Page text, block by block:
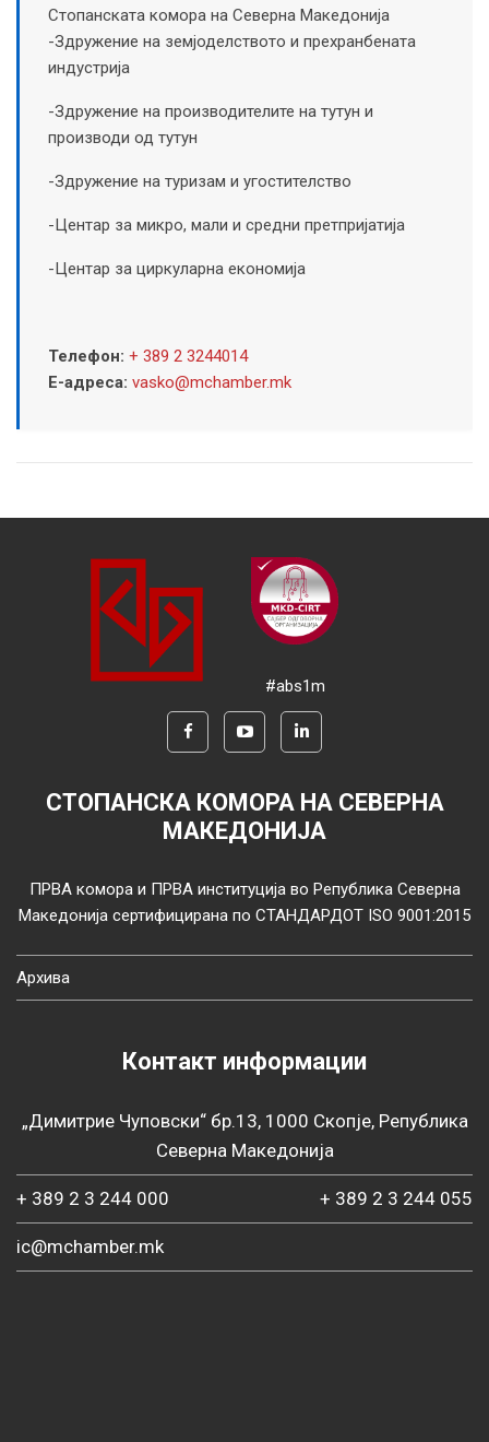
Стопанската комора на Северна Македонија
-Здружение на земјоделството и прехранбената
индустрија
-Здружение на производителите на тутун и
производи од тутун
-Здружение на туризам и угостителство
-Центар за микро, мали и средни претпријатија
-Центар за циркуларна економија
Телефон: + 389 2 3244014
Е-адреса: vasko@mchamber.mk
#abs1m
СТОПАНСКА КОМОРА НА СЕВЕРНА
МАКЕДОНИЈА
ПРВА комора и ПРВА институција во Република Северна
Македонија сертифицирана по СТАНДАРДОТ ISO 9001:2015
Архива
Контакт информации
„Димитрие Чуповски“ бр.13, 1000 Скопје, Република
Северна Македонија
+ 389 2 3 244 000 + 389 2 3 244 055
ic@mchamber.mk